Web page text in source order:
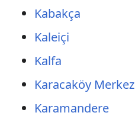
Kabakça
Kaleiçi
Kalfa
Karacaköy Merkez
Karamandere